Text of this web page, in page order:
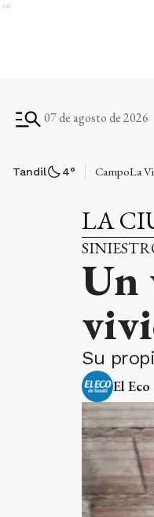
Ads
07 de agosto de 2026
Tandil 4° CampoLa
LA
Un
Su
El